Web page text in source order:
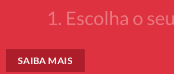
SAIBA MAIS